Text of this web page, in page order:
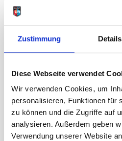
Zustimmung Details
Diese Webseite verwendet
Wir verwenden Cookies, um
personalisieren, Funktionen für
zu können und die Zugriffe auf
analysieren. Außerdem geben
Verwendung unserer Website
Größe
UVP 319,95 €
unser Preis ab: